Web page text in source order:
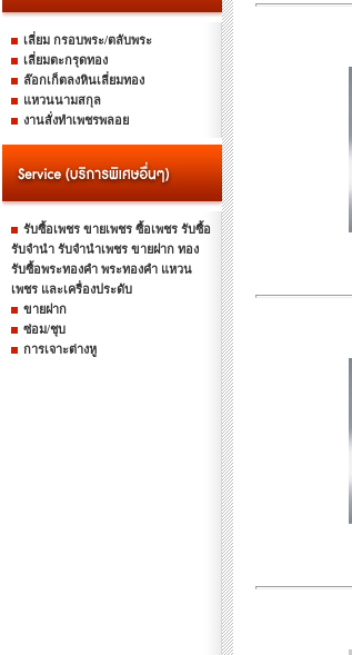
เลี่ยม กรอบพระ/ตลับพระ
เลี่ยมตะกรุดทอง
ล๊อกเก็ตลงหินเลี่ยมทอง
แหวนนามสกุล
งานสั่งทำเพชรพลอย
รับซื้อเพชร ขายเพชร ซื้อเพชร รับซื้อ
รับจำนำ รับจำนำเพชร ขายฝาก ทอง
รับซื้อพระทองคำ พระทองคำ แหวน
เพชร และเครื่องประดับ
ขายฝาก
ซ่อม/ชุบ
การเจาะต่างหู